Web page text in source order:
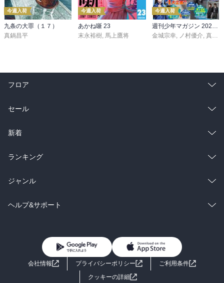
今週入荷
九条の大罪（１７）
真鍋昌平
今週入荷
あかね噺 23
末永裕樹, 馬上鷹将
今週入荷
週刊少年マガジン 2026年36・37号[2026年8月5日発売]
金城宗幸, ノ村優介, 真島ヒロ
フロア
総合
ラノベ
雑誌・グラビア
BL・TL
セール
総合
ラノベ
雑誌・グラビア
BL・TL
新着
総合
ラノベ
雑誌・グラビア
ランキング
総合
ラノベ
ジャンル
コミック
ライトノベル 男子向けラノベ
小説
ヘルプ&サポート
よくあるご質問 お問い合わせ
会社情報 プライバシーポリシー
ご利用条件
クッキーの詳細